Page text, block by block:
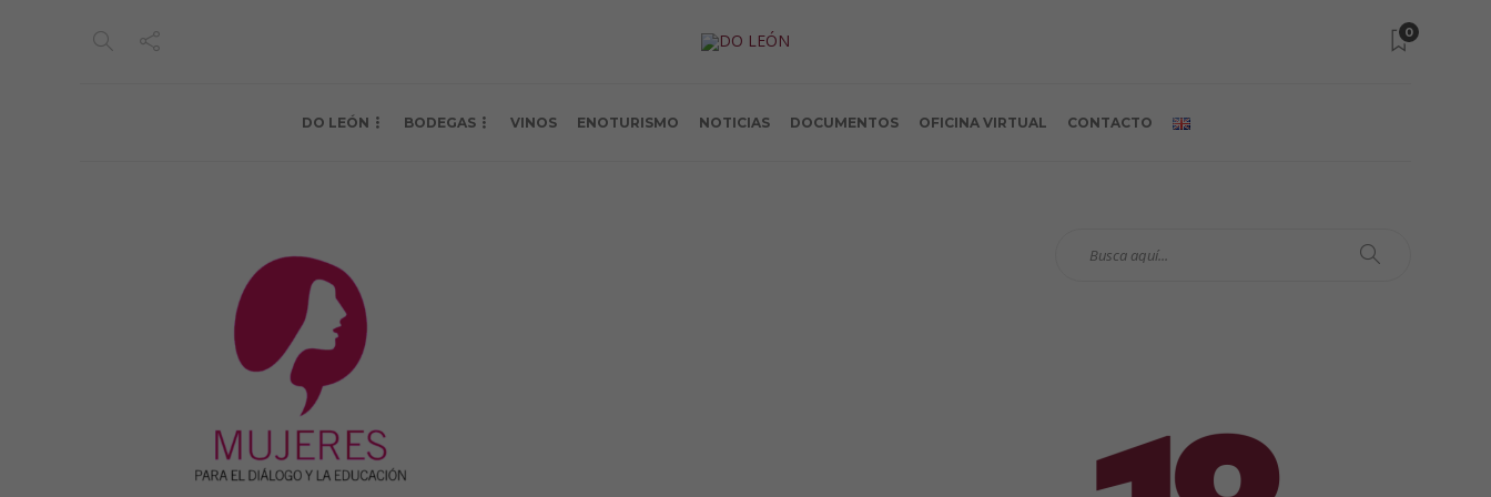
0
DO LEÓN BODEGAS VINOS ENOTURISMO NOTICIAS DOCUMENTOS OFICINA VIRTUAL CONTACTO